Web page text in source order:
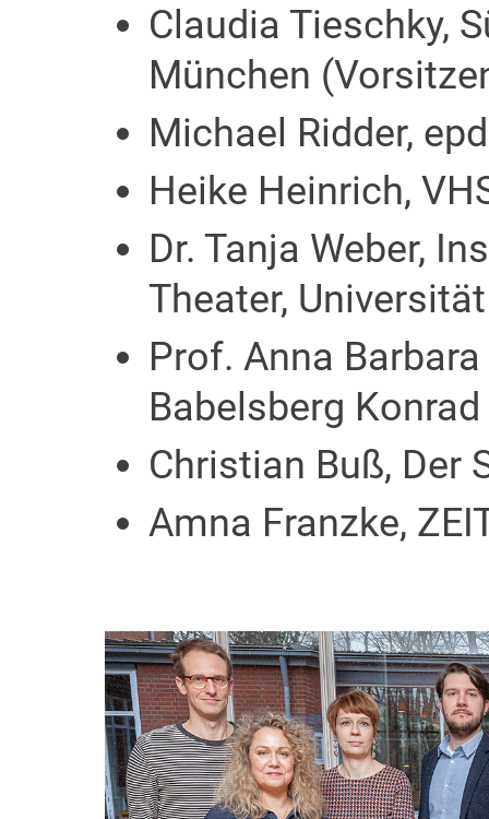
Claudia Tieschky,
München
Michael Ridder,
Heike Heinrich,
Dr. Tanja Weber,
Theater,
Prof. Anna
Babelsberg
Christian Buß, Der
Amna Franzke,